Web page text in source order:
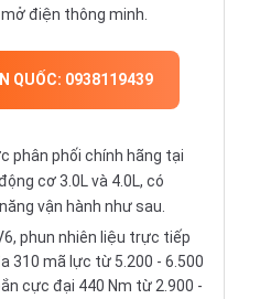
điện thông minh.
QUỐC: 0938119439
phân phối chính hãng tại
cơ 3.0L và 4.0L, có
vận hành như sau.
phun nhiên liệu trực tiếp
310 mã lực từ 5.200 - 6.500
cực đại 440 Nm từ 2.900 -